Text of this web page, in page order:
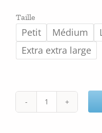
Taille
Petit Médium
Extra extra large
quantité